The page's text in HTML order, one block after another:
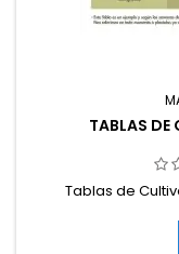
TABLAS DE
Tablas de